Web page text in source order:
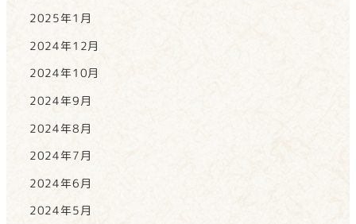
2025年1月
2024年12月
2024年10月
2024年9月
2024年8月
2024年7月
2024年6月
2024年5月